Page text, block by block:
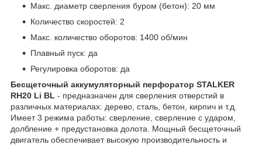
Макс. диаметр сверления буром (бетон): 20 мм
Количество скоростей: 2
Макс. количество оборотов: 1400 об/мин
Плавный пуск: да
Регулировка оборотов: да
Бесщеточный аккумуляторный перфоратор STALKER
RH20 Li BL - предназначен для сверления отверстий в
различных материалах: дерево, сталь, бетон, кирпич и т.д.
Имеет 3 режима работы: сверление, сверление с ударом,
долбление + предустановка долота. Мощный бесщеточный
двигатель обеспечивает высокую производительность и